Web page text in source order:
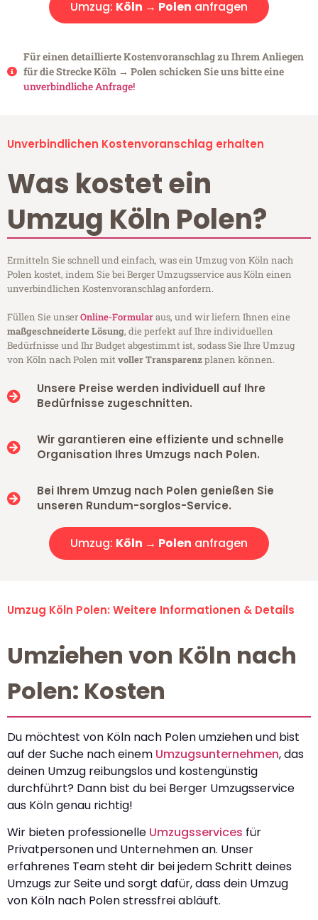
Umzug: Köln → Polen anfragen
Für einen detaillierte Kostenvoranschlag zu Ihrem Anliegen
für die Strecke Köln → Polen schicken Sie uns bitte eine
unverbindliche Anfrage!
Unverbindlichen Kostenvoranschlag erhalten
Was kostet ein
Umzug Köln Polen?
Ermitteln Sie schnell und einfach, was ein Umzug von Köln nach
Polen kostet, indem Sie bei Berger Umzugsservice aus Köln einen
unverbindlichen Kostenvoranschlag anfordern.
Füllen Sie unserOnline-Formularaus, und wir liefern Ihnen eine
maßgeschneiderte Lösung, die perfekt auf Ihre individuellen
Bedürfnisse und Ihr Budget abgestimmt ist, sodass Sie Ihre Umzug
von Köln nach Polen mitvoller Transparenzplanen können.
Unsere Preise werden individuell auf Ihre
Bedürfnisse zugeschnitten.
Wir garantieren eine effiziente und schnelle
Organisation Ihres Umzugs nach Polen.
Bei Ihrem Umzug nach Polen genießen Sie
unseren Rundum-sorglos-Service.
Umzug: Köln → Polen anfragen
Umzug Köln Polen: Weitere Informationen & Details
Umziehen von Köln nach
Polen: Kosten
Du möchtest von Köln nach Polen umziehen und bist
auf der Suche nach einem Umzugsunternehmen, das
deinen Umzug reibungslos und kostengünstig
durchführt? Dann bist du bei Berger Umzugsservice
aus Köln genau richtig!
Wir bieten professionelle Umzugsservices für
Privatpersonen und Unternehmen an. Unser
erfahrenes Team steht dir bei jedem Schritt deines
Umzugs zur Seite und sorgt dafür, dass dein Umzug
von Köln nach Polen stressfrei abläuft.